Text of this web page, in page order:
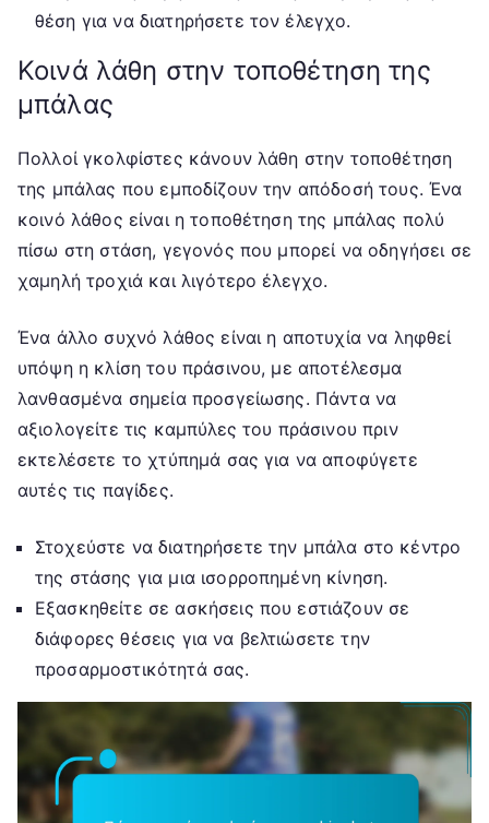
θέση για να διατηρήσετε τον έλεγχο.
Κοινά λάθη στην τοποθέτηση της
μπάλας
Πολλοί γκολφίστες κάνουν λάθη στην τοποθέτηση
της μπάλας που εμποδίζουν την απόδοσή τους. Ένα
κοινό λάθος είναι η τοποθέτηση της μπάλας πολύ
πίσω στη στάση, γεγονός που μπορεί να οδηγήσει σε
χαμηλή τροχιά και λιγότερο έλεγχο.
Ένα άλλο συχνό λάθος είναι η αποτυχία να ληφθεί
υπόψη η κλίση του πράσινου, με αποτέλεσμα
λανθασμένα σημεία προσγείωσης. Πάντα να
αξιολογείτε τις καμπύλες του πράσινου πριν
εκτελέσετε το χτύπημά σας για να αποφύγετε
αυτές τις παγίδες.
Στοχεύστε να διατηρήσετε την μπάλα στο κέντρο
της στάσης για μια ισορροπημένη κίνηση.
Εξασκηθείτε σε ασκήσεις που εστιάζουν σε
διάφορες θέσεις για να βελτιώσετε την
προσαρμοστικότητά σας.